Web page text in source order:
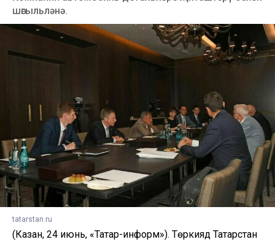
шөгыльләнә.
tatarstan.ru
(Казан, 24 июнь, «Татар-информ»). Төркиядә Татарстан